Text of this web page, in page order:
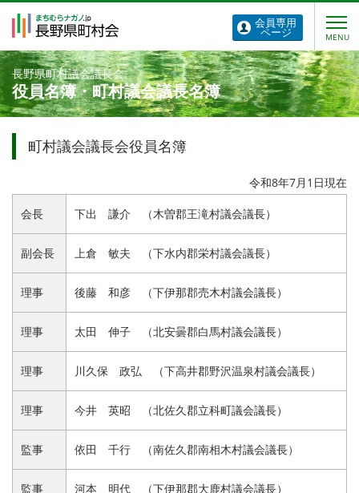
会員専用
ページ
長野県町村議会議長会
役員名簿・町村議会議長名簿
町村議会議長会役員名簿
令和8年7月1日現在
会長 下出 謙介 （木曽郡王滝村議会議長）
副会長 上倉 敏夫 （下水内郡栄村議会議長）
理事 後藤 和彦 （下伊那郡売木村議会議長）
理事 太田 伸子 （北安曇郡白馬村議会議長）
理事 川久保 政弘 （下高井郡野沢温泉村議会議長）
理事 今井 英昭 （北佐久郡立科町議会議長）
監事 依田 千行 （南佐久郡南相木村議会議長）
監事 河本 明代 （下伊那郡大鹿村議会議長）